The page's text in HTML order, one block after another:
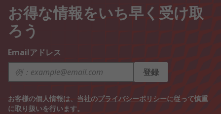
お得な情報をいち早く受け取
ろう
Emailアドレス
登録
お客様の個人情報は、当社のプライバシーポリシーに従って慎重
に取り扱いを行います。